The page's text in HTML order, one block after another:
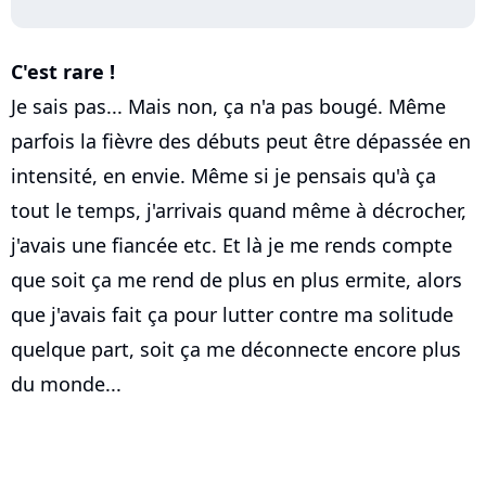
C'est rare !
Je sais pas... Mais non, ça n'a pas bougé. Même
parfois la fièvre des débuts peut être dépassée en
intensité, en envie. Même si je pensais qu'à ça
tout le temps, j'arrivais quand même à décrocher,
j'avais une fiancée etc. Et là je me rends compte
que soit ça me rend de plus en plus ermite, alors
que j'avais fait ça pour lutter contre ma solitude
quelque part, soit ça me déconnecte encore plus
du monde...